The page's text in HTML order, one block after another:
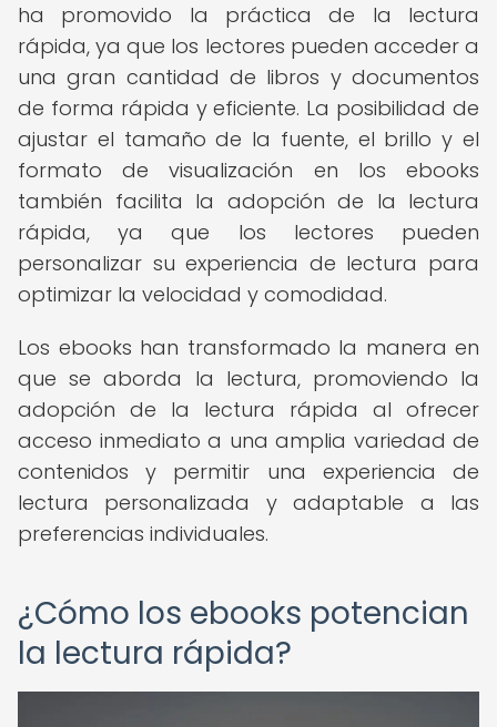
ha promovido la práctica de la lectura
rápida, ya que los lectores pueden acceder a
una gran cantidad de libros y documentos
de forma rápida y eficiente. La posibilidad de
ajustar el tamaño de la fuente, el brillo y el
formato de visualización en los ebooks
también facilita la adopción de la lectura
rápida, ya que los lectores pueden
personalizar su experiencia de lectura para
optimizar la velocidad y comodidad.
Los ebooks han transformado la manera en
que se aborda la lectura, promoviendo la
adopción de la lectura rápida al ofrecer
acceso inmediato a una amplia variedad de
contenidos y permitir una experiencia de
lectura personalizada y adaptable a las
preferencias individuales.
¿Cómo los ebooks potencian
la lectura rápida?